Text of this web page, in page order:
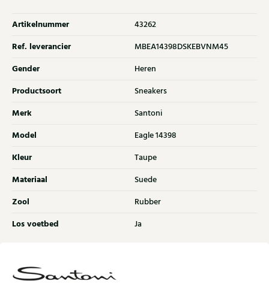
Artikelnummer 43262
Ref. leverancier MBEA14398DSKEBVNM45
Gender Heren
Productsoort Sneakers
Merk Santoni
Model Eagle 14398
Kleur Taupe
Materiaal Suede
Zool Rubber
Los voetbed Ja